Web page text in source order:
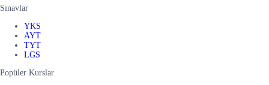
Sınavlar
YKS
AYT
TYT
LGS
Popüler Kurslar